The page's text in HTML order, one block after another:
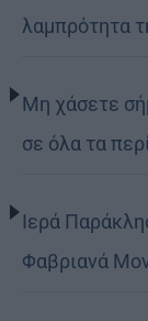
λαμπρότητα
Μη χάσετε
σε όλα τα
Ιερά
Φαβριανά